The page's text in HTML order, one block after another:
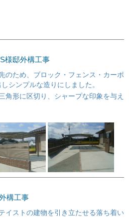
様邸外構工事
のため、ブロック・フェンス・カーポ
シンプルな造りにしました。
角形に区切り、シャープな印象を与え
構工事
イストの建物を引き立たせる落ち着い